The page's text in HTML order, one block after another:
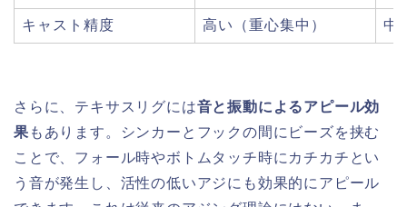
キャスト精度 高い（重心集中） 中
さらに、テキサスリグには音と振動によるアピール効
果 もあります。シンカーとフックの間にビーズを挟む
ことで、フォール時やボトムタッチ時にカチカチとい
う音が発生し、活性の低いアジにも効果的にアピール